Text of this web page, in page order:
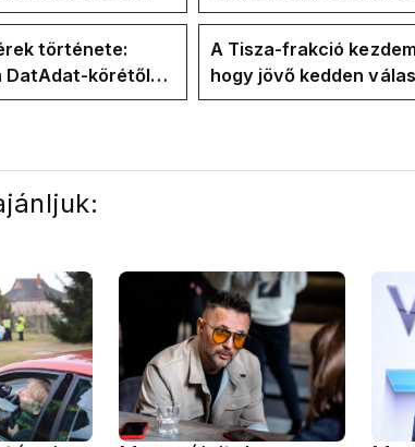
Klubrádióban
jövő hétre
története:
DatAdat-körétől
Péter
A Tisza-frakció
hogy jövő kedden
az új köztársasági